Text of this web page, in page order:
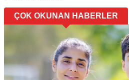
ÇOK OKUNAN HABERLER